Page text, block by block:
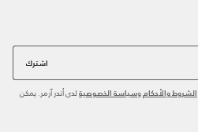
اشترك
الشروط والأحكام وسياسة الخصوصية لدى أندر آرمر. يمكن